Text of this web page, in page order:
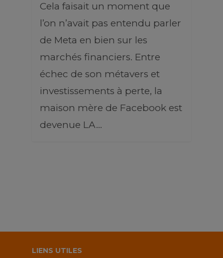
Cela faisait un moment que
l’on n’avait pas entendu parler
de Meta en bien sur les
marchés financiers. Entre
échec de son métavers et
investissements à perte, la
maison mère de Facebook est
devenue LA…
LIENS UTILES